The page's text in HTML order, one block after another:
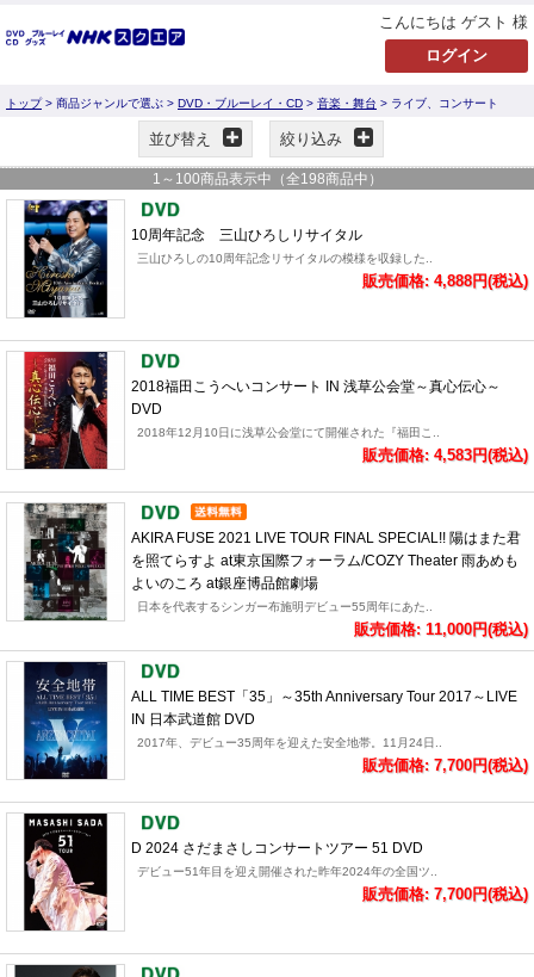
こんにちは ゲスト 様
トップ> 商品ジャンルで選ぶ > DVD・ブルーレイ・CD > 音楽・舞台 > ライブ、コンサート
並び替え 絞り込み
1 ～ 100商品表示中（全198商品中）
10周年記念 三山ひろしリサイタル
三山ひろしの10周年記念リサイタルの模様を収録した..
販売価格: 4,888円(税込)
2018福田こうへいコンサート IN 浅草公会堂～真心伝心～
DVD
2018年12月10日に浅草公会堂にて開催された『福田こ..
販売価格: 4,583円(税込)
AKIRA FUSE 2021 LIVE TOUR FINAL SPECIAL!! 陽はまた君
を照てらすよ at東京国際フォーラム/COZY Theater 雨あめも
よいのころ at銀座博品館劇場
日本を代表するシンガー布施明デビュー55周年にあた..
販売価格: 11,000円(税込)
ALL TIME BEST「35」～35th Anniversary Tour 2017～LIVE
IN 日本武道館 DVD
2017年、デビュー35周年を迎えた安全地帯。11月24日..
販売価格: 7,700円(税込)
D 2024 さだまさしコンサートツアー 51 DVD
デビュー51年目を迎え開催された昨年2024年の全国ツ..
販売価格: 7,700円(税込)